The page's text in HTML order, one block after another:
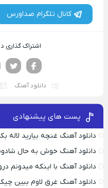
کانال تلگرام صداورس
اشتراک گذاری
دانلود آهنگ
پست های پیشنهادی
دانلود آهنگ غنچه بیارید لاله
دانلود آهنگ خوش به حال
دانلود آهنگ با اینکه میدونم
دانلود آهنگ غرق لاوم ببین